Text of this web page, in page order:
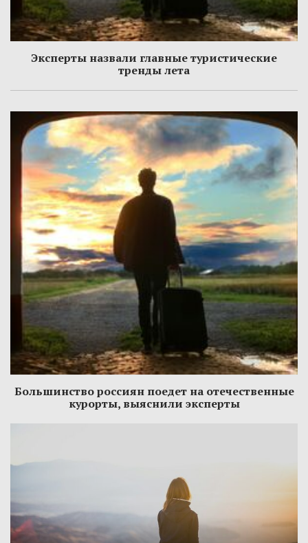
Эксперты назвали главные туристические
тренды лета
Большинство россиян поедет на отечественные
курорты, выяснили эксперты